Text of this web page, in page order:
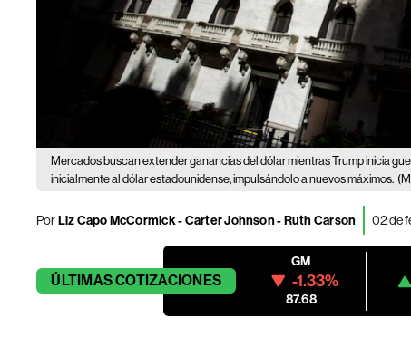
Mercados buscan extender ganancias del dólar mientras Trump inicia
inicialmente al dólar estadounidense, impulsándolo a nuevos máximos.
PorLiz Capo McCormick - Carter Johnson - Ruth Carson 02 de
ÚLTIMASCOTIZACIONES
GM
-1.33%
87.68